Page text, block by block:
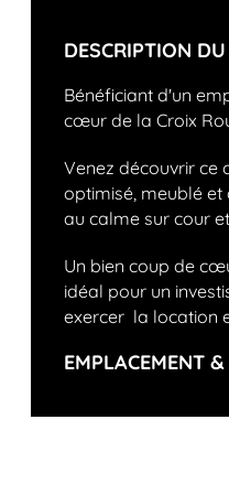
DESCRIPTION
Bénéficiant d'un
cœur de la Croix
Venez découvrir ce
optimisé, meublé et
au calme sur cour
Un bien coup de
idéal pour un
exercer la location
EMPLACEMENT